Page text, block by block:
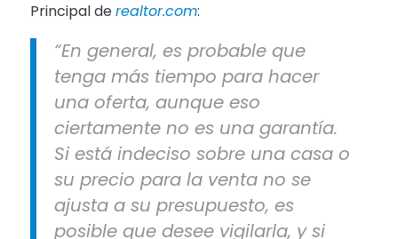
Principal derealtor.com:
“En general, es probable que
tenga más tiempo para hacer
una oferta, aunque eso
ciertamente no es una garantía.
Si está indeciso sobre una casa o
su precio para la venta no se
ajusta a su presupuesto, es
posible que desee vigilarla, y si